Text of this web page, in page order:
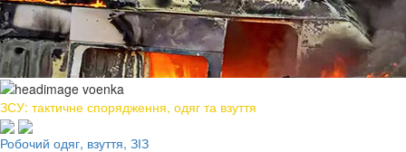
ЗСУ: тактичне спорядження, одяг та взуття
Робочий одяг, взуття, ЗІЗ